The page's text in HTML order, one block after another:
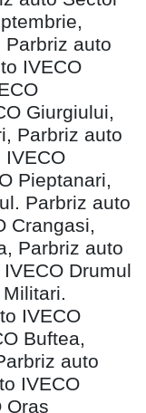
Parbriz auto
IVECO
Giurgiului,
Parbriz auto
IVECO
Pieptanari,
Parbriz auto
Crangasi,
Parbriz auto
Drumul
IVECO
Buftea,
auto
IVECO
Oras